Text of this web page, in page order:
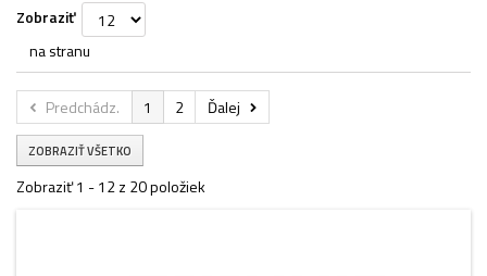
Zobraziť
na stranu
Predchádz. 1 2 Ďalej
ZOBRAZIŤ VŠETKO
Zobraziť 1 - 12 z 20 položiek